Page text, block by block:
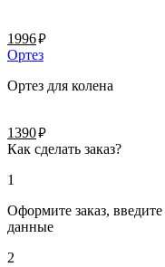
1996руб.
Ортез
Ортез для колена
1390руб.
Как сделать заказ?
1
Оформите заказ,
данные
2